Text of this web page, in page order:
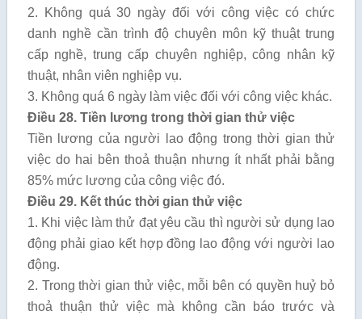
2. Không quá 30 ngày đối với công việc có chức
danh nghề cần trình độ chuyên môn kỹ thuật trung
cấp nghề, trung cấp chuyên nghiệp, công nhân kỹ
thuật, nhân viên nghiệp vụ.
3. Không quá 6 ngày làm việc đối với công việc khác.
Điều 28. Tiền lương trong thời gian thử việc
Tiền lương của người lao động trong thời gian thử
việc do hai bên thoả thuận nhưng ít nhất phải bằng
85% mức lương của công việc đó.
Điều 29. Kết thúc thời gian thử việc
1. Khi việc làm thử đạt yêu cầu thì người sử dụng lao
động phải giao kết hợp đồng lao động với người lao
động.
2. Trong thời gian thử việc, mỗi bên có quyền huỷ bỏ
thoả thuận thử việc mà không cần báo trước và